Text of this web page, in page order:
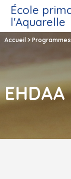
École
l'Aquarelle
Accueil > Programmes
EHDAA